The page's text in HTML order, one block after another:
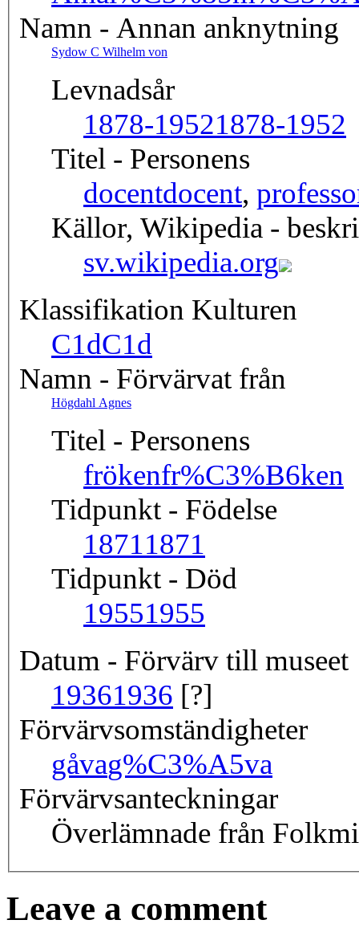
Namn - Annan anknytning
Sydow C Wilhelm von
Levnadsår
1878-19521878-1952
Titel - Personens
docentdocent,
Källor, Wikipedia -
sv.wikipedia.org
Klassifikation Kulturen
C1dC1d
Namn - Förvärvat från
Högdahl Agnes
Titel - Personens
frökenfr%C3%B6ken
Tidpunkt - Födelse
18711871
Tidpunkt - Död
19551955
Datum - Förvärv till museet
19361936 [?]
Förvärvsomständigheter
gåvag%C3%A5va
Förvärvsanteckningar
Överlämnade från
Leave a comment